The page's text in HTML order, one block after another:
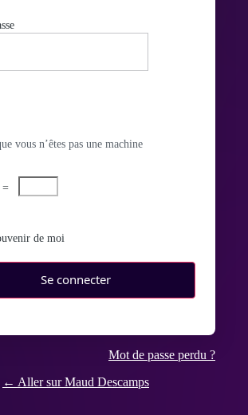
vous n’êtes pas une machine
de moi
Mot de passe perdu ?
← Aller sur Maud Descamps